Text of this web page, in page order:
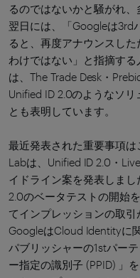
るのではないかと騒がれ、
翌日には、「Googleは3rd
ると、再度アナウンスし
わけではない」と指摘す
は、The Trade Desk・
Unified ID 2.0のようなソ
とも表明しています。
最近発表された重要事項
Labは、Unified ID 2.0・
イドライン案を発表しまし
2.0のベータテストの開始
てインプレッションの取引
GoogleはCloud Identityに
パブリッシャーの1stパー
ー指定の識別子 (PPID) 」